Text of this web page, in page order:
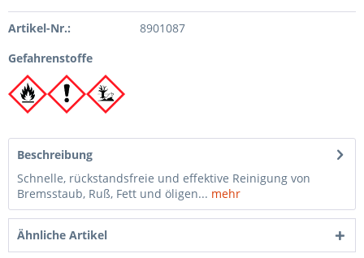
Artikel-Nr.:
8901087
Gefahrenstoffe
Beschreibung
Schnelle, rückstandsfreie und effektive Reinigung von
Bremsstaub, Ruß, Fett und öligen... mehr
Ähnliche Artikel